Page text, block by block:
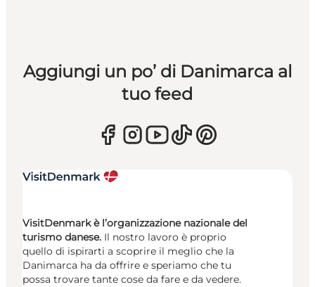
Aggiungi un po’ di Danimarca al
tuo feed
VisitDenmark è l’organizzazione nazionale del
turismo danese. Il nostro lavoro è proprio
quello di ispirarti a scoprire il meglio che la
Danimarca ha da offrire e speriamo che tu
possa trovare tante cose da fare e da vedere.